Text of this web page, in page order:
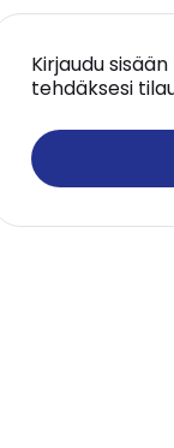
Kirjaudu
tehdäksesi